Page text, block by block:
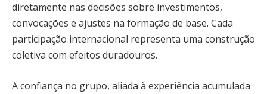
diretamente nas decisões sobre investimentos,
convocações e ajustes na formação de base. Cada
participação internacional representa uma construção
coletiva com efeitos duradouros.
A confiança no grupo, aliada à experiência acumulada